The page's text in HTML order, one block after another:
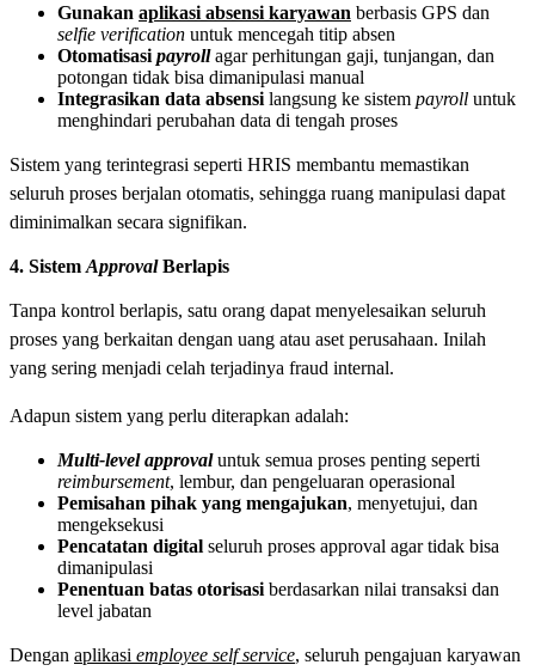
Gunakan aplikasi absensi karyawan berbasis GPS dan
selfie verification untuk mencegah titip absen
Otomatisasi payroll agar perhitungan gaji, tunjangan, dan
potongan tidak bisa dimanipulasi manual
Integrasikan data absensi langsung ke sistem payroll untuk
menghindari perubahan data di tengah proses
Sistem yang terintegrasi seperti HRIS membantu memastikan
seluruh proses berjalan otomatis, sehingga ruang manipulasi dapat
diminimalkan secara signifikan.
4. Sistem ApprovalBerlapis
Tanpa kontrol berlapis, satu orang dapat menyelesaikan seluruh
proses yang berkaitan dengan uang atau aset perusahaan. Inilah
yang sering menjadi celah terjadinya fraud internal.
Adapun sistem yang perlu diterapkan adalah:
Multi-level approvaluntuk semua proses penting seperti
reimbursement, lembur, dan pengeluaran operasional
Pemisahan pihak yang mengajukan, menyetujui, dan
mengeksekusi
Pencatatan digital seluruh proses approval agar tidak bisa
dimanipulasi
Penentuan batas otorisasi berdasarkan nilai transaksi dan
level jabatan
Dengan aplikasi employee self service, seluruh pengajuan karyawan